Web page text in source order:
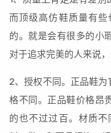
而顶级高仿鞋质量有
的。就是会有很多的小
对于追求完美的人来说，
2、授权不同。正品鞋
格不同。正品鞋价格昂
的也不过过百。材质